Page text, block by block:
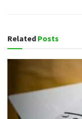
Related Posts